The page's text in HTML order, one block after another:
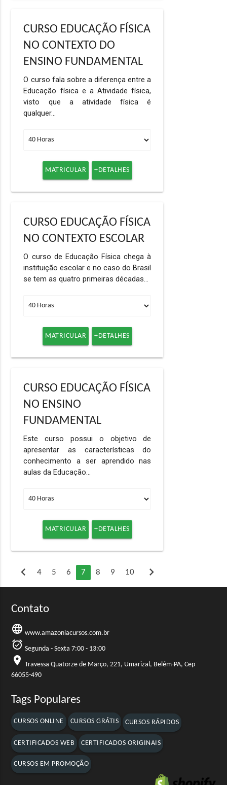
CURSO EDUCAÇÃO FÍSICA
NO CONTEXTO DO
ENSINO FUNDAMENTAL
O curso fala sobre a diferença entre a
Educação física e a Atividade física,
visto que a atividade física é
qualquer…
MATRICULAR +DETALHES
CURSO EDUCAÇÃO FÍSICA
NO CONTEXTO ESCOLAR
O curso de Educação Física chega à
instituição escolar e no caso do Brasil
se tem as quatro primeiras décadas…
MATRICULAR +DETALHES
CURSO EDUCAÇÃO FÍSICA
NO ENSINO
FUNDAMENTAL
Este curso possui o objetivo de
apresentar as características do
conhecimento a ser aprendido nas
aulas da Educação…
MATRICULAR +DETALHES
chevron_left 4 5 6 7 8 9 10 chevron_right
Contato
language www.amazoniacursos.com.br
alarm_on Segunda - Sexta 7:00 - 13:00
location_on Travessa Quatorze de Março, 221, Umarizal, Belém-PA, Cep
66055-490
Tags Populares
CURSOS ONLINE CURSOS GRÁTIS CURSOS RÁPIDOS
CERTIFICADOS WEB CERTIFICADOS ORIGINAIS
CURSOS EM PROMOÇÃO